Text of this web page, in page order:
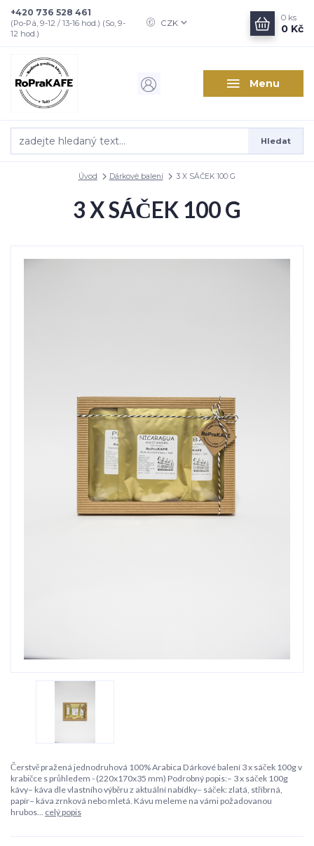
Menu
CZK
Hledat
+420 736 528 461
(Po-Pá, 9-12 / 13-16 hod.) (So, 9-
12 hod.)
0 ks
0 Kč
Úvod Dárkové balení 3 X SÁČEK 100 G
3 X SÁČEK 100 G
Čerstvě pražená jednodruhová 100% Arabica Dárkové balení 3 x sáček 100g v
krabičce s průhledem - (220x170x35 mm) Podrobný popis:– 3 x sáček 100g
kávy– káva dle vlastního výběru z aktuální nabídky– sáček: zlatá, stříbrná,
papír– káva zrnková nebo mletá. Kávu meleme na vámi požadovanou
hrubos... celý popis